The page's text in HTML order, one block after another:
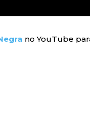
no YouTube